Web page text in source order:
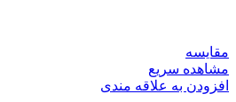
مقایسه
مشاهده سریع
افزودن به علاقه مندی